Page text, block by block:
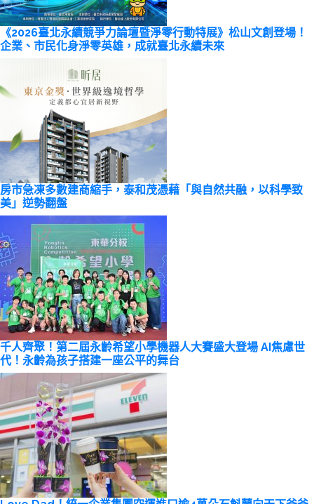
《2026臺北永續競爭力論壇暨淨零行動特展》松山文創登場！
企業、市民化身淨零英雄，成就臺北永續未來
房市急凍多數建商縮手，泰和茂憑藉「與自然共融，以科學致
美」逆勢翻盤
千人齊聚！第二屆永齡希望小學機器人大賽盛大登場 AI焦慮世
代！永齡為孩子搭建一座公平的舞台